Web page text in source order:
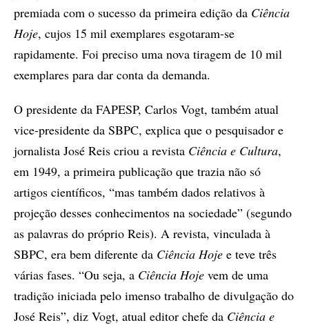
premiada com o sucesso da primeira edição da Ciência
Hoje, cujos 15 mil exemplares esgotaram-se
rapidamente. Foi preciso uma nova tiragem de 10 mil
exemplares para dar conta da demanda.
O presidente da FAPESP, Carlos Vogt, também atual
vice-presidente da SBPC, explica que o pesquisador e
jornalista José Reis criou a revista Ciência e Cultura,
em 1949, a primeira publicação que trazia não só
artigos científicos, “mas também dados relativos à
projeção desses conhecimentos na sociedade” (segundo
as palavras do próprio Reis). A revista, vinculada à
SBPC, era bem diferente da Ciência Hoje e teve três
várias fases. “Ou seja, a Ciência Hoje vem de uma
tradição iniciada pelo imenso trabalho de divulgação do
José Reis”, diz Vogt, atual editor chefe da Ciência e